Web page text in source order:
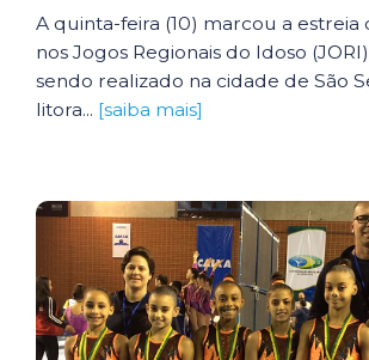
A quinta-feira (10) marcou a estreia
nos Jogos Regionais do Idoso
sendo realizado na cidade de São
litora... [saiba mais]